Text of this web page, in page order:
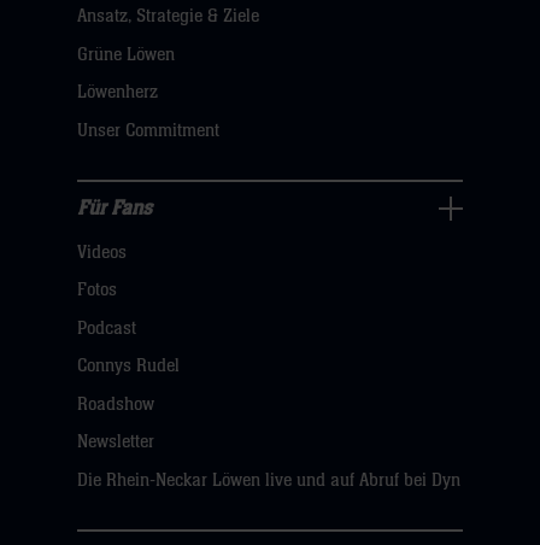
Navigation
öffnen,
dann
hier
Ansatz, Strategie & Ziele
Grüne Löwen
Löwenherz
Unser Commitment
Fans
Navigation
öffnen,
dann
hier
Für Fans
Videos
Fotos
Podcast
Connys Rudel
Roadshow
Newsletter
Die Rhein-Neckar Löwen live und auf Abruf bei Dyn